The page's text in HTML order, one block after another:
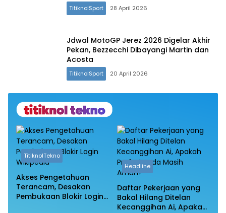
TitiknolSport 28 April 2026
Jdwal MotoGP Jerez 2026 Digelar Akhir
Pekan, Bezzecchi Dibayangi Martin dan
Acosta
TitiknolSport 20 April 2026
TitiknolTekno
Akses Pengetahuan
Terancam, Desakan
Pembukaan Blokir Login
Headline
Daftar Pekerjaan yang
Bakal Hilang Ditelan
Kecanggihan Ai, Apakah